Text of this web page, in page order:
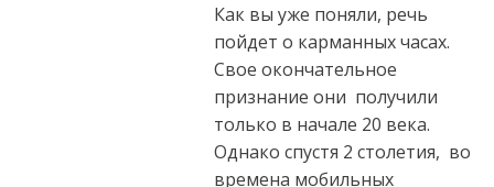
Как вы уже поняли, речь
пойдет о карманных часах.
Свое окончательное
признание они получили
только в начале 20 века.
Однако спустя 2 столетия, во
времена мобильных